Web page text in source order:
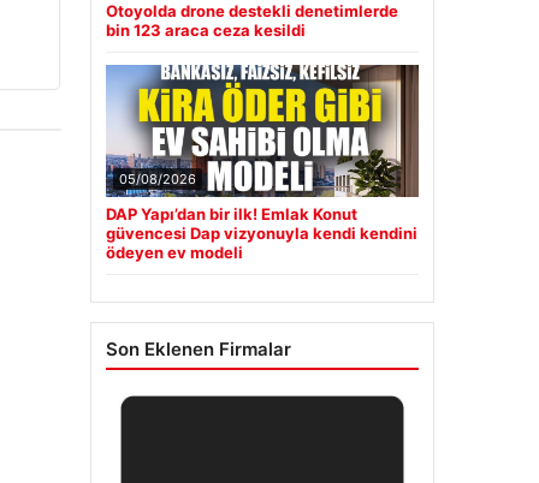
Otoyolda drone destekli denetimlerde
bin 123 araca ceza kesildi
05/08/2026
DAP Yapı’dan bir ilk! Emlak Konut
güvencesi Dap vizyonuyla kendi kendini
ödeyen ev modeli
Son Eklenen Firmalar